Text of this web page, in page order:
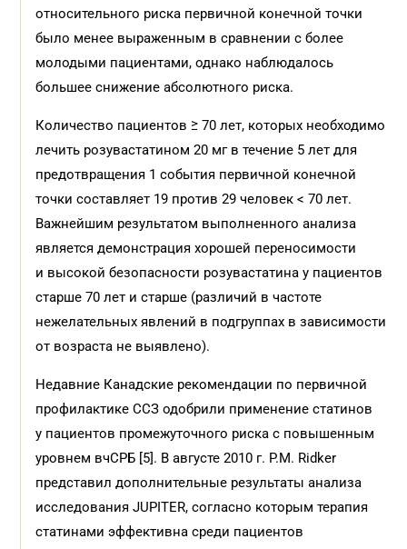
относительного риска первичной конечной точки
было менее выраженным в сравнении с более
молодыми пациентами, однако наблюдалось
большее снижение абсолютного риска.
Количество пациентов ≥ 70 лет, которых необходимо
лечить розувастатином 20 мг в течение 5 лет для
предотвращения 1 события первичной конечной
точки составляет 19 против 29 человек < 70 лет.
Важнейшим результатом выполненного анализа
является демонстрация хорошей переносимости
и высокой безопасности розувастатина у пациентов
старше 70 лет и старше (различий в частоте
нежелательных явлений в подгруппах в зависимости
от возраста не выявлено).
Недавние Канадские рекомендации по первичной
профилактике ССЗ одобрили применение статинов
у пациентов промежуточного риска с повышенным
уровнем вчСРБ [5]. В августе 2010 г. P.M. Ridker
представил дополнительные результаты анализа
исследования JUPITER, согласно которым терапия
статинами эффективна среди пациентов